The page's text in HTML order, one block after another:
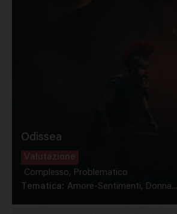
Odissea
Valutazione
Complesso, Problematico
Tematica: Amore-Sentimenti, Donna...